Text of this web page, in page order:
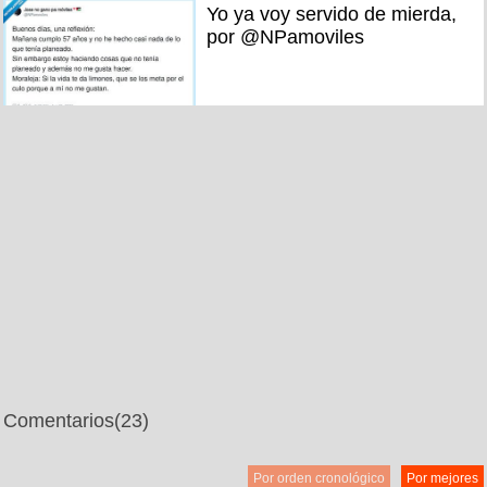
Yo ya voy servido de mierda,
por @NPamoviles
Comentarios(23)
Por mejores
Por orden cronológico